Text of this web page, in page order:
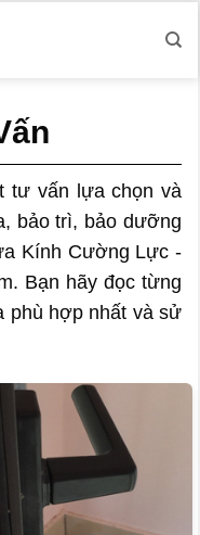
tư vấn lựa chọn và
bảo trì, bảo dưỡng
Kính Cường Lực -
Bạn hãy đọc từng
phù hợp nhất và sử